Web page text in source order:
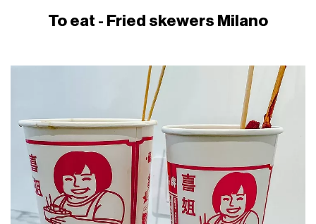
To eat - Fried skewers Milano